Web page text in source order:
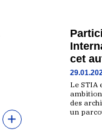
cet
Le STIA
des
un